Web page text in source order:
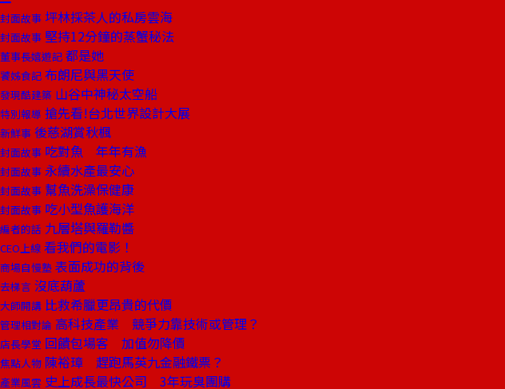
封面故事 坪林採茶人的私房雲海
封面故事 堅持12分鐘的蒸蟹秘法
董事長嬉遊記 都是她
饕姊食記 布朗尼與黑天使
發現酷建築 山谷中神秘太空船
特別報導 搶先看!台北世界設計大展
新鮮事 後慈湖賞秋楓
封面故事 吃對魚 年年有漁
封面故事 永續水產最安心
封面故事 幫魚洗澡保健康
封面故事 吃小型魚護海洋
編者的話 九層塔與羅勒醬
CEO上線 看我們的電影！
商場自慢塾 表面成功的背後
去梯言 沒底葫蘆
大師開講 比救希臘更昂貴的代價
管理相對論 高科技產業 競爭力靠技術或管理？
店長學堂 回饋包場客 加值勿降價
焦點人物 陳裕璋 趕跑馬英九金融鐵票？
產業風雲 史上成長最快公司 3年玩臭團購